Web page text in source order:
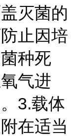
灭菌的
止因培
种死
气进
3.载体
在适当